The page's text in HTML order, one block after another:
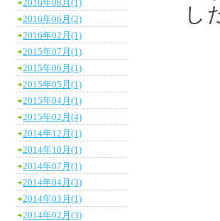
し
2016年08月(1)
2016年06月(2)
2016年02月(1)
2015年07月(1)
2015年06月(1)
2015年05月(1)
2015年04月(1)
2015年02月(4)
2014年12月(1)
2014年10月(1)
2014年07月(1)
2014年04月(3)
2014年03月(1)
2014年02月(3)